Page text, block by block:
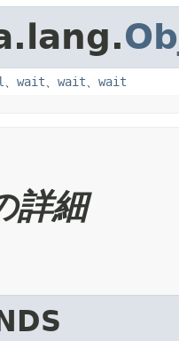
、 wait、 wait、 wait
詳細